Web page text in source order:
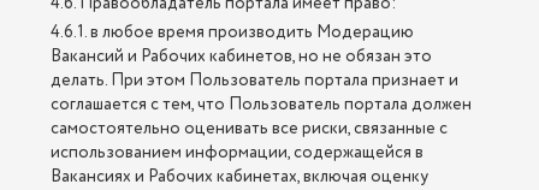
4.6.1. в любое время производить Модерацию
Вакансий и Рабочих кабинетов, но не обязан это
делать. При этом Пользователь портала признает и
соглашается с тем, что Пользователь портала должен
самостоятельно оценивать все риски, связанные с
использованием информации, содержащейся в
Вакансиях и Рабочих кабинетах, включая оценку